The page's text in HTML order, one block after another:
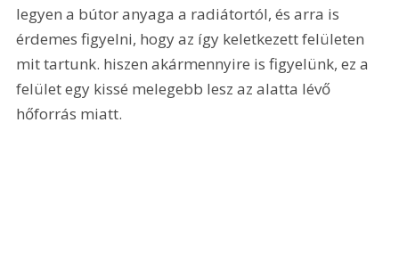
legyen a bútor anyaga a radiátortól, és arra is
érdemes figyelni, hogy az így keletkezett felületen
mit tartunk. hiszen akármennyire is figyelünk, ez a
felület egy kissé melegebb lesz az alatta lévő
hőforrás miatt.